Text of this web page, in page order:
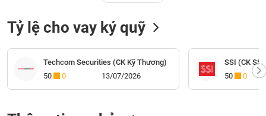
Tỷ lệ cho vay ký quỹ
Techcom Securities (CK Kỹ Thương)
50
0 13/07/2026
SSI (CK
50
0